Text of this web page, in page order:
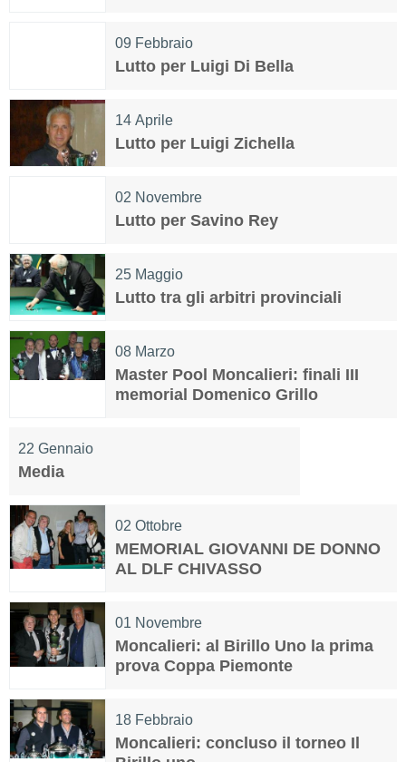
09 Febbraio
Lutto per Luigi Di Bella
14 Aprile
Lutto per Luigi Zichella
02 Novembre
Lutto per Savino Rey
25 Maggio
Lutto tra gli arbitri provinciali
08 Marzo
Master Pool Moncalieri: finali III
memorial Domenico Grillo
22 Gennaio
Media
02 Ottobre
MEMORIAL GIOVANNI DE DONNO
AL DLF CHIVASSO
01 Novembre
Moncalieri: al Birillo Uno la prima
prova Coppa Piemonte
18 Febbraio
Moncalieri: concluso il torneo Il